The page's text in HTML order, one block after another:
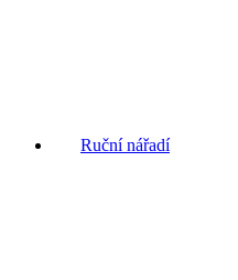
Ruční nářadí